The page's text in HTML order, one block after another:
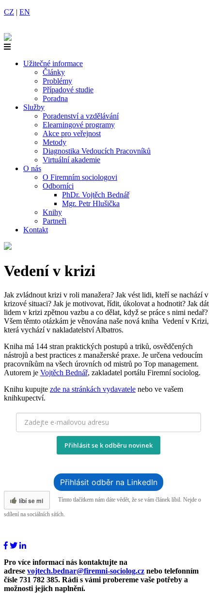
CZ | EN
Užitečné informace
Články
Problémy
Případové studie
Poradna
Služby
Poradenství a vzdělávání
Elearningové programy
Akce pro veřejnost
Metody
Diagnostika Vedoucích Pracovníků
Virtuální akademie
O nás
O Firemním sociologovi
Odborníci
PhDr. Vojtěch Bednář
Mgr. Petr Hlušička
Knihy
Partneři
Kontakt
Vedení v krizi
Jak zvládnout krizi v roli manažera? Jak vést lidi, kteří se nachází v
krizové situaci? Jak je motivovat, řídit, úkolovat a hodnotit? Jak dát
lidem v krizi zpětnou vazbu a co dělat, když se práce s nimi nedař?
Všem těmto otázkám je věnována naše nová kniha Vedení v Krizi,
která vychází v nakladatelství Albatros.
Kniha má 144 stran praktických postupů a triků, osvědčených
nástrojů a best practices z manažerské praxe. Je určena vedoucím
pracovníkům na všech úrovních od mistrů po Top management.
Autorem je Vojtěch Bednář, zakladatel portálu Firemní sociolog.
Knihu kupujte zde na stránkách vydavatele nebo ve vašem
knihkupectví.
Přihlásit se k odběru novinek
Přihlásit odběr na LinkedIn
líbí se mi Tímto tlačítkem nám dáte vědět, že se vám článek líbil. Nejde o
sdílení na sociálních sítích.
Pro více informací nás kontaktujte na
adrese vojtech.bednar@firemni-sociolog.cz nebo telefonním
čísle 731 782 385. Rádi s vámi probereme vaše potřeby a
možnosti jejich naplnění.